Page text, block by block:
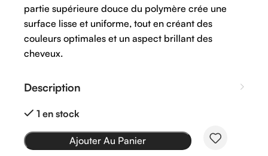
partie supérieure douce du polymère crée une
surface lisse et uniforme, tout en créant des
couleurs optimales et un aspect brillant des
cheveux.
Description
1 en stock
Ajouter Au Panier